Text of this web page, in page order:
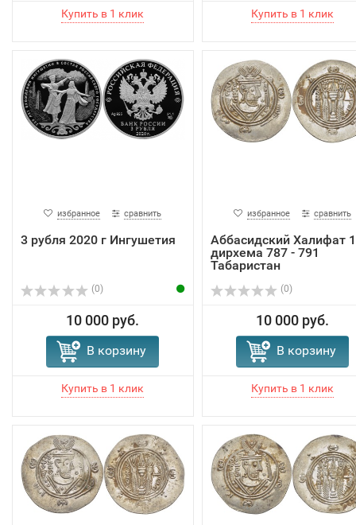
избранное сравнить
3 рубля 2020 г Ингушетия
(0)
10 000 руб.
В корзину
избранное сравнить
Аббасидский Халифат
дирхема 787 - 791
Табаристан
(0)
10 000 руб.
В корзину